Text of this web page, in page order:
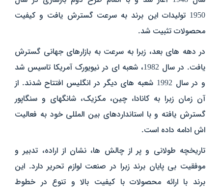
1950 تولیدات این برند به سرعت گسترش یافت و کیفیت
محصولات تثبیت شد.
در دهه‌ های بعد، زبرا به سرعت به بازارهای جهانی گسترش
یافت. در سال 1982، شعبه‌ ای در نیویورک آمریکا تاسیس شد
و در سال 1992 شعبه‌ های دیگر در انگلیس افتتاح شدند. از
آن زمان زبرا به کانادا، چین، مکزیک، شانگهای و سنگاپور
گسترش یافته و با استانداردهای بین‌ المللی خود به فعالیت
اش ادامه داده است.
تاریخچه طولانی و پر از چالش‌ ها، نشان از اراده، تدبیر و
موفقیت بی‌ پایان برند زبرا در صنعت لوازم تحریر دارد. این
برند با ارائه محصولات با کیفیت بالا و تنوع در خطوط